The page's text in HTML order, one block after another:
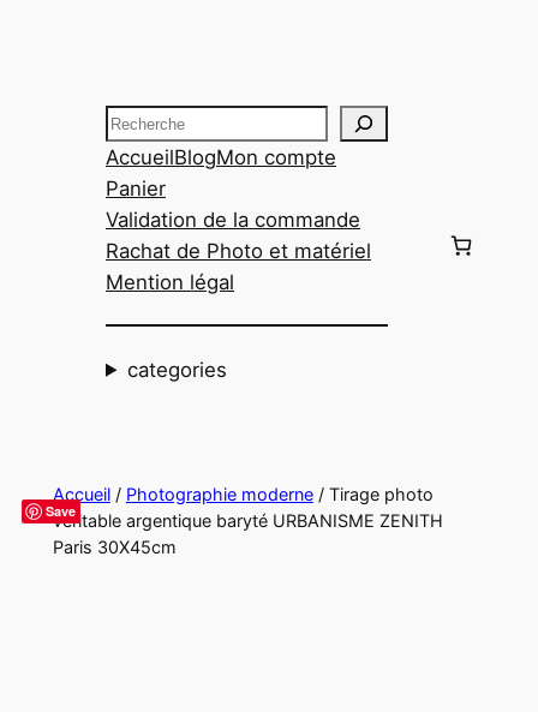
Recherche
AccueilBlogMon compte
Panier
Validation de la commande
Rachat de Photo et matériel
Mention légal
categories
Save
Accueil/ Photographie moderne/ Tirage photo
véritable argentique baryté URBANISME ZENITH
Paris 30X45cm